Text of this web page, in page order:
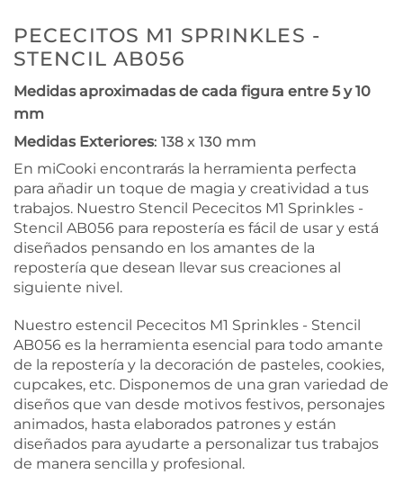
PECECITOS M1 SPRINKLES -
STENCIL AB056
Medidas aproximadas de cada figura entre 5 y 10
mm
Medidas Exteriores: 138 x 130 mm
En miCooki encontrarás la herramienta perfecta
para añadir un toque de magia y creatividad a tus
trabajos. Nuestro Stencil Pececitos M1 Sprinkles -
Stencil AB056 para repostería es fácil de usar y está
diseñados pensando en los amantes de la
repostería que desean llevar sus creaciones al
siguiente nivel.
Nuestro estencil Pececitos M1 Sprinkles - Stencil
AB056 es la herramienta esencial para todo amante
de la repostería y la decoración de pasteles, cookies,
cupcakes, etc. Disponemos de una gran variedad de
diseños que van desde motivos festivos, personajes
animados, hasta elaborados patrones y están
diseñados para ayudarte a personalizar tus trabajos
de manera sencilla y profesional.